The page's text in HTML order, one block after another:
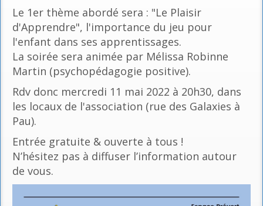
Le 1er thème abordé sera : "Le Plaisir
d'Apprendre", l'importance du jeu pour
l'enfant dans ses apprentissages.
La soirée sera animée par Mélissa Robinne
Martin (psychopédagogie positive).
Rdv donc mercredi 11 mai 2022 à 20h30, dans
les locaux de l'association (rue des Galaxies à
Pau).
Entrée gratuite & ouverte à tous !
N’hésitez pas à diffuser l’information autour
de vous.